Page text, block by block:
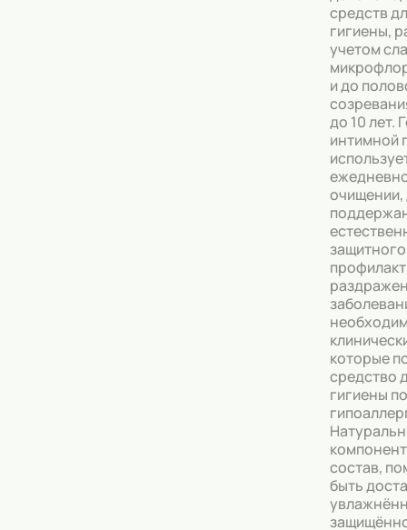
средств
гигиены,
учетом
и до
до 10 лет.
интимной
очищении,
которые
средство
гигиены
состав,
быть